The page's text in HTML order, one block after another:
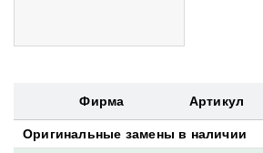
Фирма Артикул
Оригинальные замены в наличии